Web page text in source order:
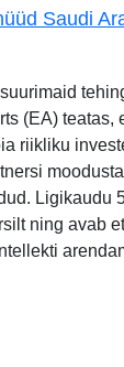
Saudi
(EA) teatas,
riikliku
Ligikaudu
ning avab